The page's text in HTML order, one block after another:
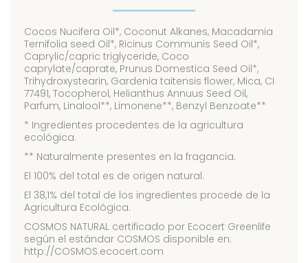
Cocos Nucifera Oil*, Coconut Alkanes, Macadamia
Ternifolia seed Oil*, Ricinus Communis Seed Oil*,
Caprylic/capric triglyceride, Coco
caprylate/caprate, Prunus Domestica Seed Oil*,
Trihydroxystearin, Gardenia taitensis flower, Mica, CI
77491, Tocopherol, Helianthus Annuus Seed Oil,
Parfum, Linalool**, Limonene**, Benzyl Benzoate**
* Ingredientes procedentes de la agricultura
ecológica.
** Naturalmente presentes en la fragancia.
El 100% del total es de origen natural.
El 38,1% del total de los ingredientes procede de la
Agricultura Ecológica.
COSMOS NATURAL certificado por Ecocert Greenlife
según el estándar COSMOS disponible en:
http://COSMOS.ecocert.com